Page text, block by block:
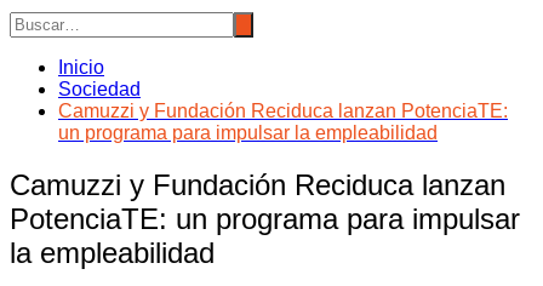
Inicio
Sociedad
Camuzzi y Fundación Reciduca lanzan PotenciaTE:
un programa para impulsar la empleabilidad
Camuzzi y Fundación Reciduca lanzan
PotenciaTE: un programa para impulsar
la empleabilidad